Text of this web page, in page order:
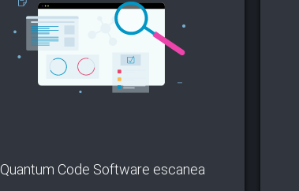
Quantum Code Software escanea